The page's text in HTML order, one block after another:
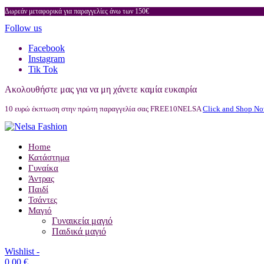
Δωρεάν μεταφορικά για παραγγελίες άνω των 150€
Follow us
Facebook
Instagram
Tik Tok
Ακολουθήστε μας για να μη χάνετε καμία ευκαιρία
10 ευρώ έκπτωση στην πρώτη παραγγελία σας FREE10NELSAClick and Shop
Home
Κατάστημα
Γυναίκα
Άντρας
Παιδί
Τσάντες
Μαγιό
Γυναικεία μαγιό
Παιδικά μαγιό
Wishlist -
0,00 €